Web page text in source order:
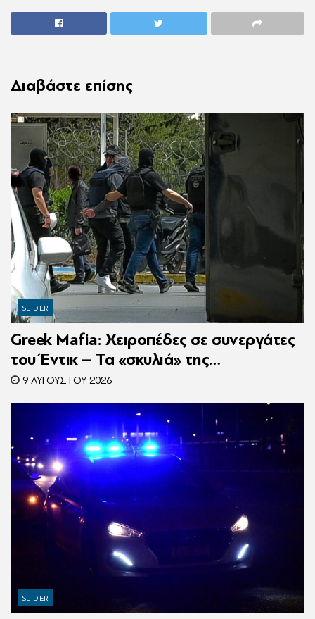
Διαβάστε επίσης
SLIDER
Greek Mafia: Χειροπέδες σε συνεργάτες
του Έντικ – Τα «σκυλιά» της
ρωσόφωνης μαφίας, οι εκβιασμοί και το
υπερπολυτελές Audi
9 ΑΥΓΟΎΣΤΟΥ 2026
SLIDER